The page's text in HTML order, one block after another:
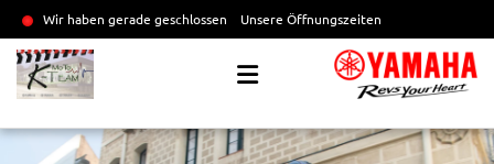
Wir haben gerade geschlossen Unsere Öffnungszeiten